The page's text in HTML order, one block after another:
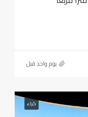
‏يوم واحد قبل
كراء